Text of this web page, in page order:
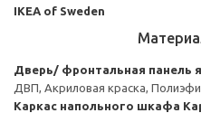
IKEA of Sweden
Дверь/ фронтальная панель
ДВП, Акриловая краска,
Каркас напольного шкафа